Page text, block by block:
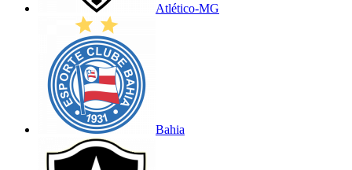
Atlético-MG
Bahia